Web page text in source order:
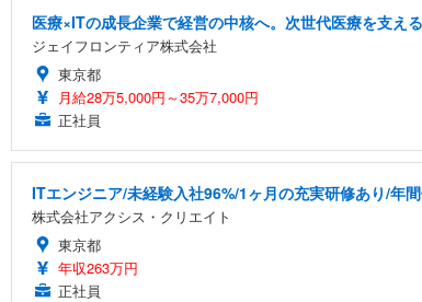
医療×ITの成長企業で経営の中核へ。次世代医療を支え
ジェイフロンティア株式会社
東京都
月給28万5,000円～35万7,000円
正社員
ITエンジニア/未経験入社96%/1ヶ月の充実研修あり/年
株式会社アクシス・クリエイト
東京都
年収263万円
正社員